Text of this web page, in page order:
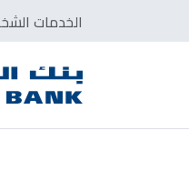
الخدمات